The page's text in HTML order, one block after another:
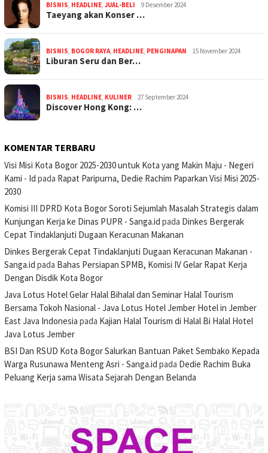
BISNIS, HEADLINE, JUAL-BELI 9 Desember 2024
Taeyang akan Konser …
BISNIS, BOGOR RAYA, HEADLINE, PENGINAPAN 15 November 2024
Liburan Seru dan Ber…
BISNIS, HEADLINE, KULINER 27 September 2024
Discover Hong Kong: …
KOMENTAR TERBARU
Visi Misi Kota Bogor 2025-2030 untuk Kota yang Makin Maju - Negeri
Kami - Id pada Rapat Paripurna, Dedie Rachim Paparkan Visi Misi 2025-
2030
Komisi III DPRD Kota Bogor Soroti Sejumlah Masalah Strategis dalam
Kunjungan Kerja ke Dinas PUPR - Sanga.id pada Dinkes Bergerak
Cepat Tindaklanjuti Dugaan Keracunan Makanan
Dinkes Bergerak Cepat Tindaklanjuti Dugaan Keracunan Makanan -
Sanga.id pada Bahas Persiapan SPMB, Komisi IV Gelar Rapat Kerja
Dengan Disdik Kota Bogor
Java Lotus Hotel Gelar Halal Bihalal dan Seminar Halal Tourism
Bersama Tokoh Nasional - Java Lotus Hotel Jember Hotel in Jember
East Java Indonesia pada Kajian Halal Tourism di Halal Bi Halal Hotel
Java Lotus Jember
BSI Dan RSUD Kota Bogor Salurkan Bantuan Paket Sembako Kepada
Warga Rusunawa Menteng Asri - Sanga.id pada Dedie Rachim Buka
Peluang Kerja sama Wisata Sejarah Dengan Belanda